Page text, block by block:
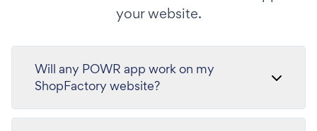
your website.
Will any POWR app work on my
ShopFactory website?